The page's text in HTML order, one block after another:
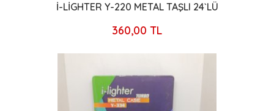
İ-LİGHTER Y-220 METAL TAŞLI 24`LÜ
360,00 TL